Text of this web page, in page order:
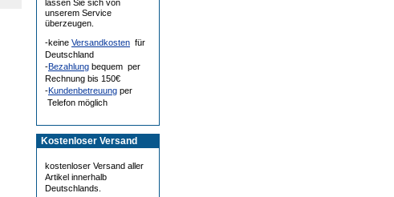
lassen Sie sich von
unserem Service
überzeugen.
-keine Versandkosten für
Deutschland
-Bezahlung bequem per
Rechnung bis 150€
-Kundenbetreuung per
Telefon möglich
Kostenloser Versand
kostenloser Versand aller
Artikel innerhalb
Deutschlands.